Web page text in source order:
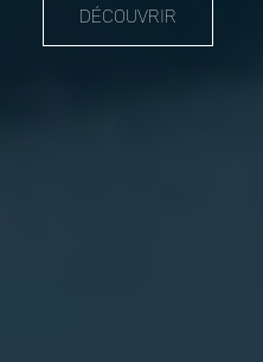
DÉCOUVRIR